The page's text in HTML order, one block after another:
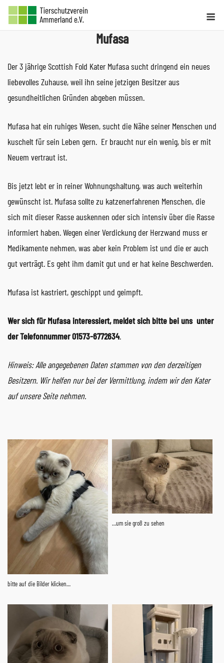
Skip
Mufasa
Der 3 jährige Scottish Fold Kater Mufasa sucht dringend ein neues
liebevolles Zuhause, weil ihn seine jetzigen Besitzer aus
gesundheitlichen Gründen abgeben müssen.
Mufasa hat ein ruhiges Wesen, sucht die Nähe seiner Menschen und
kuschelt für sein Leben gern. Er braucht nur ein wenig, bis er mit
Neuem vertraut ist.
Bis jetzt lebt er in reiner Wohnungshaltung, was auch weiterhin
gewünscht ist. Mufasa sollte zu katzenerfahrenen Menschen, die
sich mit dieser Rasse auskennen oder sich intensiv über die Rasse
informiert haben. Wegen einer Verdickung der Herzwand muss er
Medikamente nehmen, was aber kein Problem ist und die er auch
gut verträgt. Es geht ihm damit gut und er hat keine Beschwerden.
Mufasa ist kastriert, geschippt und geimpft.
Wer sich für Mufasa interessiert, meldet sich bitte bei uns unter
der Telefonnummer 01573-6772634.
Hinweis: Alle angegebenen Daten stammen von den derzeitigen
Besitzern. Wir helfen nur bei der Vermittlung, indem wir den Kater
auf unsere Seite nehmen.
bitte auf die Bilder klicken…
…um sie groß zu sehen